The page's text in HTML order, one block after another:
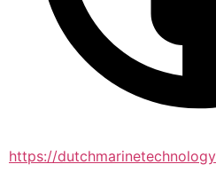
https://